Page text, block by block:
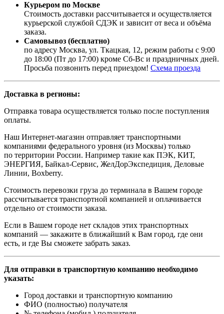
Курьером по Москве
Стоимость доставки рассчитывается и осуществляется
курьерской службой СДЭК и зависит от веса и объёма
заказа.
Самовывоз (бесплатно)
по адресу Москва, ул. Ткацкая, 12, режим работы с 9:00
до 18:00 (Пт до 17:00) кроме Сб-Вс и праздничных дней.
Просьба позвонить перед приездом! Схема проезда
Доставка в регионы:
Отправка товара осуществляется только после поступления
оплаты.
Наш Интернет-магазин отправляет транспортными
компаниями федерального уровня (из Москвы) только
по территории России. Например такие как ПЭК, КИТ,
ЭНЕРГИЯ, Байкал-Сервис, ЖелДорЭкспедиция, Деловые
Линии, Boxberry.
Стоимость перевозки груза до терминала в Вашем городе
рассчитывается транспортной компанией и оплачивается
отдельно от стоимости заказа.
Если в Вашем городе нет складов этих транспортных
компаний — закажите в ближайший к Вам город, где они
есть, и где Вы сможете забрать заказ.
Для отправки в транспортную компанию необходимо
указать:
Город доставки и транспортную компанию
ФИО (полностью) получателя